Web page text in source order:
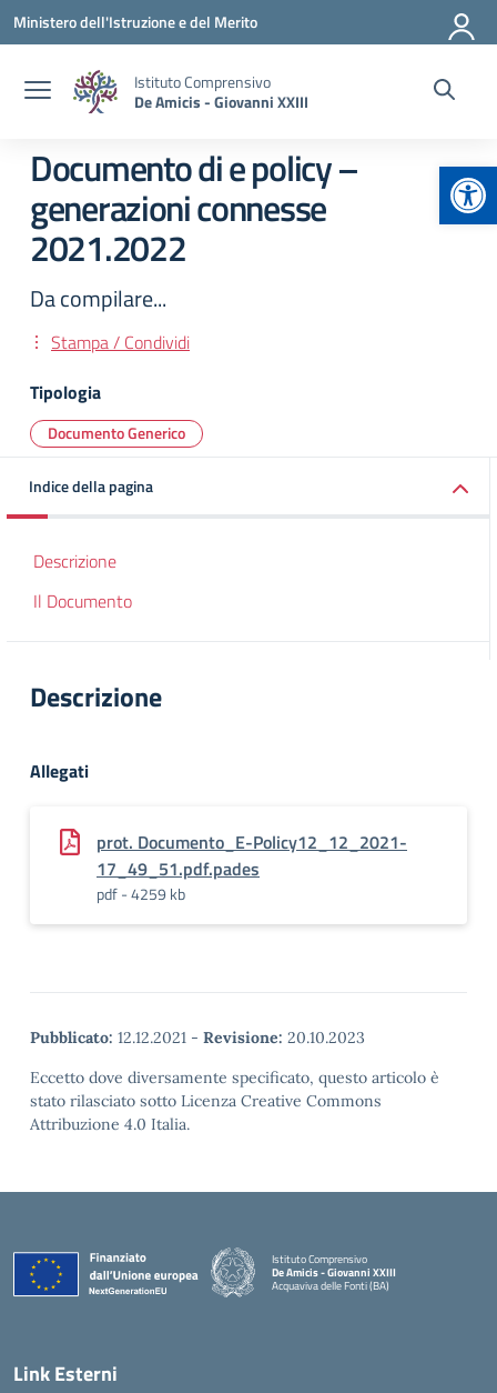
Vai ai contenuti
Vai al menu di navigazione
Vai al footer
Ministero dell'Istruzione e del Merito
Istituto Comprensivo
De Amicis - Giovanni XXIII
Documento di e policy –
generazioni connesse
2021.2022
Da compilare...
Stampa / Condividi
Tipologia
Documento Generico
Indice della pagina
Descrizione
Il Documento
Descrizione
Allegati
prot. Documento_E-Policy12_12_2021-
17_49_51.pdf.pades
pdf - 4259 kb
Pubblicato: 12.12.2021 - Revisione: 20.10.2023
Eccetto dove diversamente specificato, questo articolo è
stato rilasciato sotto Licenza Creative Commons
Attribuzione 4.0 Italia.
Istituto Comprensivo
De Amicis - Giovanni XXIII
Acquaviva delle Fonti (BA)
— Visita la pagina iniziale della scuola
Link Esterni